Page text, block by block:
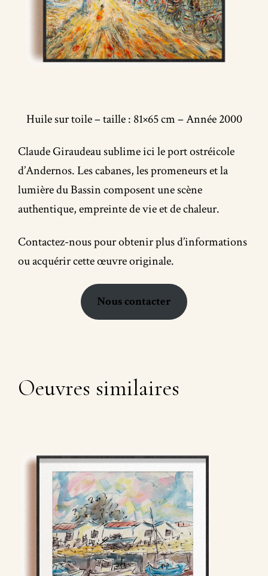
2
2
Huile sur toile – taille : 81×65 cm – Année 2000
Claude Giraudeau sublime ici le port ostréicole
d’Andernos. Les cabanes, les promeneurs et la
lumière du Bassin composent une scène
authentique, empreinte de vie et de chaleur.
Contactez-nous pour obtenir plus d’informations
ou acquérir cette œuvre originale.
Nous contacter
Oeuvres similaires